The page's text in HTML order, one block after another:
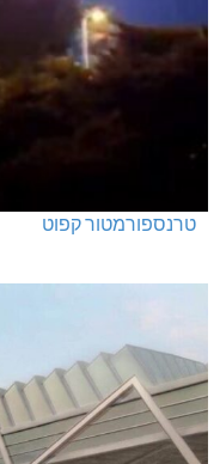
טרנספורמטור קפוט